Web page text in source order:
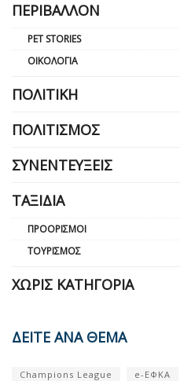
ΠΕΡΙΒΆΛΛΟΝ
PET STORIES
ΟΙΚΟΛΟΓΊΑ
ΠΟΛΙΤΙΚΉ
ΠΟΛΙΤΙΣΜΌΣ
ΣΥΝΕΝΤΕΎΞΕΙΣ
ΤΑΞΊΔΙΑ
ΠΡΟΟΡΙΣΜΟΊ
ΤΟΥΡΙΣΜΌΣ
ΧΩΡΊΣ ΚΑΤΗΓΟΡΊΑ
ΔΕΙΤΕ ΑΝΑ ΘΕΜΑ
Champions League e-ΕΦΚΑ